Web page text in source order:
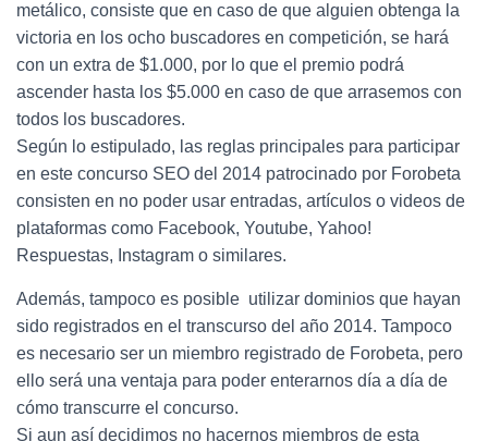
metálico, consiste que en caso de que alguien obtenga la
victoria en los ocho buscadores en competición, se hará
con un extra de $1.000, por lo que el premio podrá
ascender hasta los $5.000 en caso de que arrasemos con
todos los buscadores.
Según lo estipulado, las reglas principales para participar
en este concurso SEO del 2014 patrocinado por Forobeta
consisten en no poder usar entradas, artículos o videos de
plataformas como Facebook, Youtube, Yahoo!
Respuestas, Instagram o similares.
Además, tampoco es posible utilizar dominios que hayan
sido registrados en el transcurso del año 2014. Tampoco
es necesario ser un miembro registrado de Forobeta, pero
ello será una ventaja para poder enterarnos día a día de
cómo transcurre el concurso.
Si aun así decidimos no hacernos miembros de esta